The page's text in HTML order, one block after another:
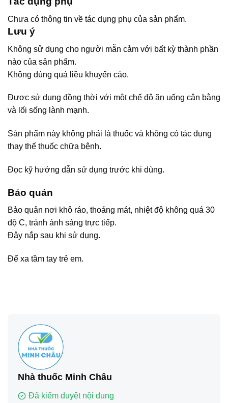
Chưa có thông tin về tác dụng phụ của sản phẩm.
Lưu ý
Không sử dụng cho người mẫn cảm với bất kỳ thành phần
nào của sản phẩm.
Không dùng quá liều khuyến cáo.
Được sử dụng đồng thời với một chế độ ăn uống cân bằng
và lối sống lành mạnh.
Sản phẩm này không phải là thuốc và không có tác dụng
thay thế thuốc chữa bệnh.
Đọc kỹ hướng dẫn sử dụng trước khi dùng.
Bảo quản
Bảo quản nơi khô ráo, thoáng mát, nhiệt độ không quá 30
độ C, tránh ánh sáng trực tiếp.
Đậy nắp sau khi sử dụng.
Để xa tầm tay trẻ em.
Nhà thuốc Minh Châu
Đã kiểm duyệt nội dung